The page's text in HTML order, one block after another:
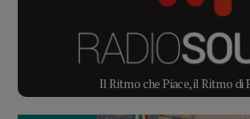
Il Ritmo che Piace, il Ritmo di